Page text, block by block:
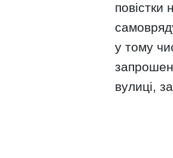
у тому
вулиці,